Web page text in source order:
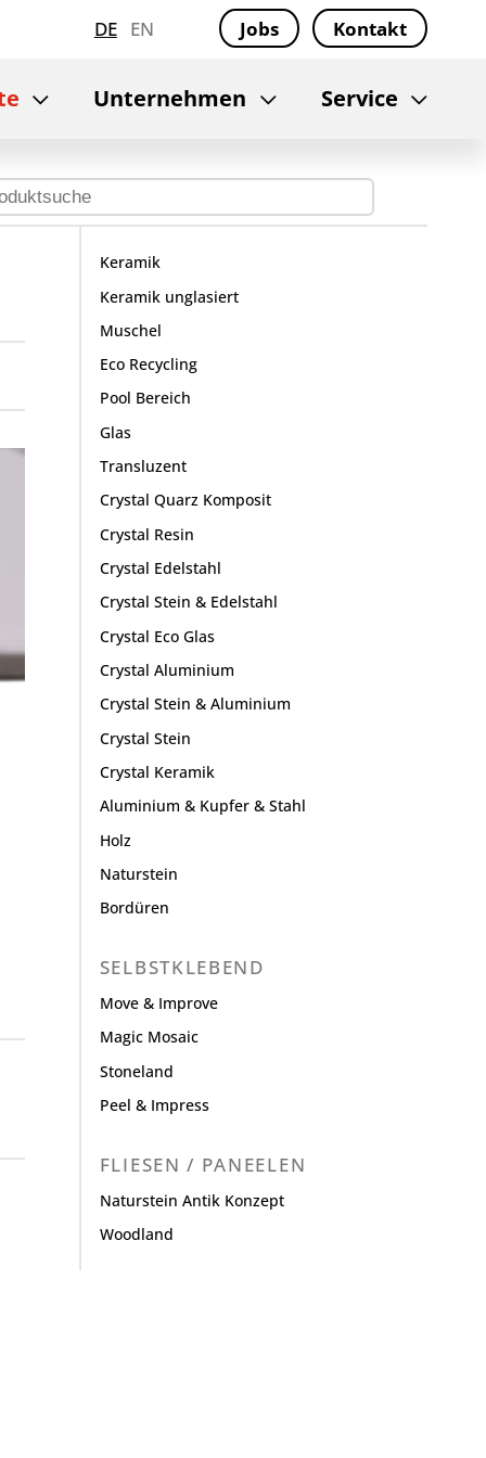
DE EN Jobs Kontakt
Unternehmen Service
Keramik
Keramik unglasiert
Muschel
Eco Recycling
Pool Bereich
Glas
Transluzent
Crystal Quarz Komposit
Crystal Resin
Crystal Edelstahl
Crystal Stein & Edelstahl
Crystal Eco Glas
Crystal Aluminium
Crystal Stein & Aluminium
Crystal Stein
Crystal Keramik
Aluminium & Kupfer & Stahl
Holz
Naturstein
Bordüren
SELBSTKLEBEND
Move & Improve
Magic Mosaic
Stoneland
Peel & Impress
FLIESEN / PANEELEN
Naturstein Antik Konzept
Woodland